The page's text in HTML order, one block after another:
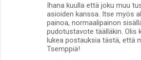
Ihana kuulla että joku muu
asioiden kanssa. Itse myös
painoa, normaalipainon
pudotustavote täälläkin. Olis
lukea postauksia tästä, että
Tsemppiä!